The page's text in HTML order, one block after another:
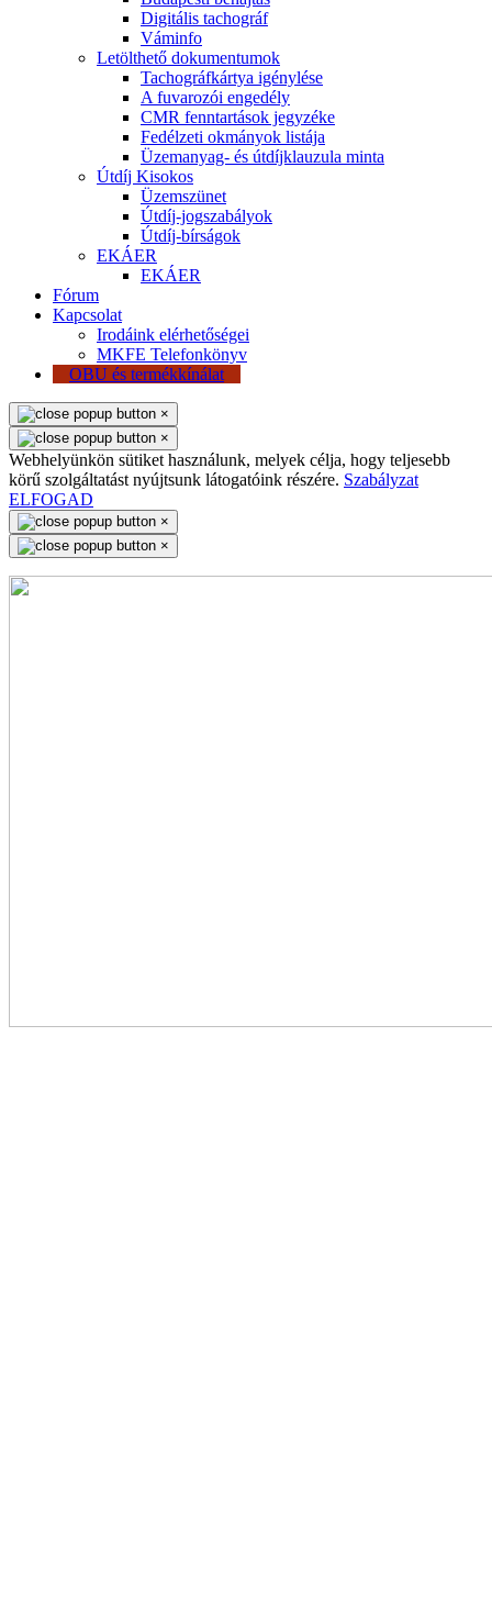
Digitális tachográf
Váminfo
Letölthető dokumentumok
Tachográfkártya igénylése
A fuvarozói engedély
CMR fenntartások jegyzéke
Fedélzeti okmányok listája
Üzemanyag- és útdíjklauzula minta
Útdíj Kisokos
Üzemszünet
Útdíj-jogszabályok
Útdíj-bírságok
EKÁER
EKÁER
Fórum
Kapcsolat
Irodáink elérhetőségei
MKFE Telefonkönyv
OBU és termékkínálat
×
×
Webhelyünkön sütiket használunk, melyek célja, hogy teljesebb
körű szolgáltatást nyújtsunk látogatóink részére. Szabályzat
ELFOGAD
×
×